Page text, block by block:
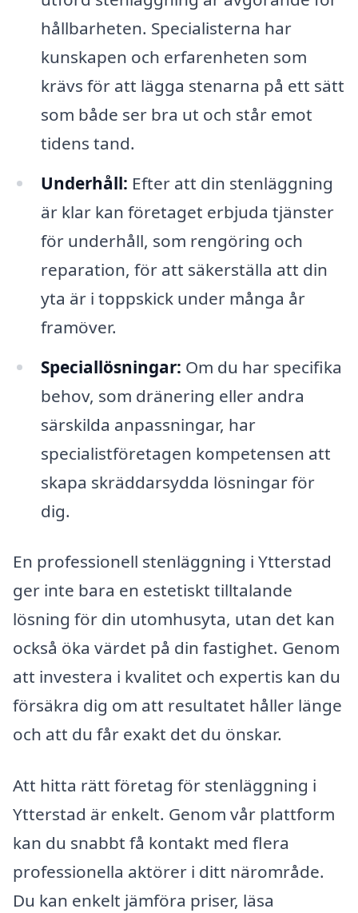
hållbarheten. Specialisterna har
kunskapen och erfarenheten som
krävs för att lägga stenarna på ett sätt
som både ser bra ut och står emot
tidens tand.
Underhåll: Efter att din stenläggning
är klar kan företaget erbjuda tjänster
för underhåll, som rengöring och
reparation, för att säkerställa att din
yta är i toppskick under många år
framöver.
Speciallösningar: Om du har specifika
behov, som dränering eller andra
särskilda anpassningar, har
specialistföretagen kompetensen att
skapa skräddarsydda lösningar för
dig.
En professionell stenläggning i Ytterstad
ger inte bara en estetiskt tilltalande
lösning för din utomhusyta, utan det kan
också öka värdet på din fastighet. Genom
att investera i kvalitet och expertis kan du
försäkra dig om att resultatet håller länge
och att du får exakt det du önskar.
Att hitta rätt företag för stenläggning i
Ytterstad är enkelt. Genom vår plattform
kan du snabbt få kontakt med flera
professionella aktörer i ditt närområde.
Du kan enkelt jämföra priser, läsa